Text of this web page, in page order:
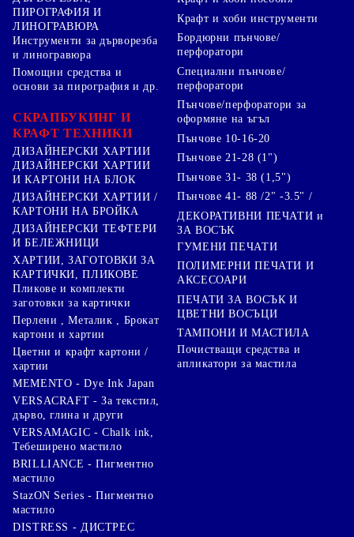
ПИРОГРАФИЯ И
ЛИНОГРАВЮРА
Инструменти за дърворезба
и линогравюра
Помощни средства и
основи за пирография и др.
СКРАПБУКИНГ И
КРАФТ ТЕХНИКИ
ДИЗАЙНЕРСКИ ХАРТИИ
ДИЗАЙНЕРСКИ ХАРТИИ
И КАРТОНИ НА БЛОК
ДИЗАЙНЕРСКИ ХАРТИИ /
КАРТОНИ НА БРОЙКА
ДИЗАЙНЕРСКИ ТЕФТЕРИ
И БЕЛЕЖНИЦИ
ХАРТИИ, ЗАГОТОВКИ ЗА
КАРТИЧКИ, ПЛИКОВЕ
Пликове и комплекти
заготовки за картички
Перлени , Металик , Брокат
картони и хартии
Цветни и крафт картони /
хартии
Крафт и хоби инструменти
Бордюрни пънчове/
перфоратори
Специални пънчове/
перфоратори
Пънчове/перфоратори за
оформяне на ъгъл
Пънчове 10-16-20
Пънчове 21-28 (1")
Пънчове 31- 38 (1,5")
Пънчове 41- 88 /2" -3.5" /
ДЕКОРАТИВНИ ПЕЧАТИ и
ЗА ВОСЪК
ГУМЕНИ ПЕЧАТИ
ПОЛИМЕРНИ ПЕЧАТИ И
АКСЕСОАРИ
ПЕЧАТИ ЗА ВОСЪК И
ЦВЕТНИ ВОСЪЦИ
ТАМПОНИ И МАСТИЛА
Почистващи средства и
апликатори за мастила
MEMENTO - Dye Ink Japan
VERSACRAFT - За текстил,
дърво, глина и други
VERSAMAGIC - Chalk ink,
Тебеширено мастило
BRILLIANCE - Пигментно
мастило
StazON Series - Пигментно
мастило
DISTRESS - ДИСТРЕС